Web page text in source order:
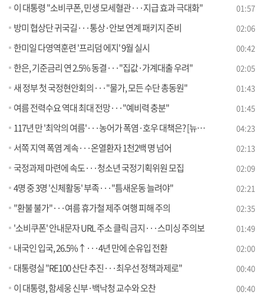
이 대통령 "소비쿠폰, 민생 모세혈관···지급 효과 극대화" 01:57
방미 협상단 귀국길···통상·안보 연계 패키지 준비 02:06
한미일 다영역훈련 '프리덤 에지' 9월 실시 00:42
한은, 기준금리 연 2.5% 동결···"집값·가계대출 우려" 02:05
새 정부 첫 국정현안회의···"물가, 모든 수단 총동원" 01:43
여름 전력수요 역대 최대 전망···"예비력 충분" 01:45
117년 만 '최악의 여름'···농어가 폭염·호우 대책은? [뉴스의 맥] 04:23
서쪽 지역 폭염 계속···온열환자 1천2백 명 넘어 02:13
국정과제 마련에 속도···청소년 국정기획위원 모집 02:09
4명 중 3명 '신체활동' 부족···"틈새운동 늘려야" 02:21
"환불 불가"···여름 휴가철 제주 여행 피해 주의 02:35
'소비쿠폰' 안내문자 URL 주소 클릭 금지···스미싱 주의보 01:49
내국인 입국, 26.5%↑···4년 만에 순유입 전환 02:00
대통령실 "RE100 산단 추진···최우선 정책과제로" 00:40
이 대통령, 함세웅 신부·백낙청 교수와 오찬 00:40